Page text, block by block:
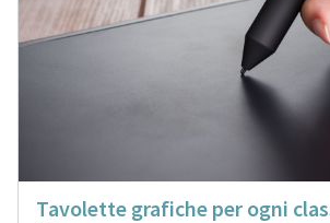
Tavolette grafiche per ogni